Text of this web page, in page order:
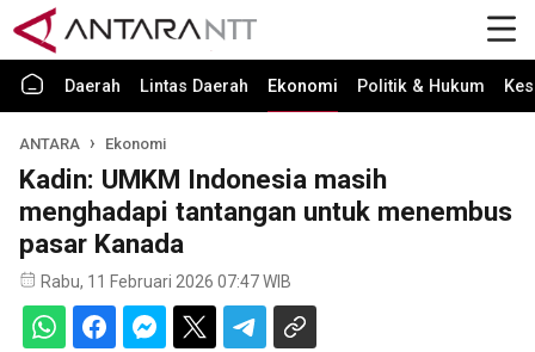
Daerah Lintas Daerah Ekonomi Politik & Hukum
ANTARA Ekonomi
Kadin: UMKM Indonesia masih
menghadapi tantangan untuk menembus
pasar Kanada
Rabu, 11 Februari 2026 07:47 WIB